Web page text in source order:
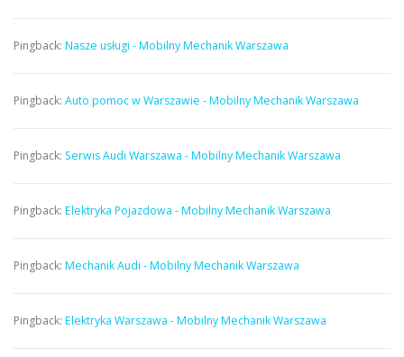
Pingback: Nasze usługi - Mobilny Mechanik Warszawa
Pingback: Auto pomoc w Warszawie - Mobilny Mechanik Warszawa
Pingback: Serwis Audi Warszawa - Mobilny Mechanik Warszawa
Pingback: Elektryka Pojazdowa - Mobilny Mechanik Warszawa
Pingback: Mechanik Audi - Mobilny Mechanik Warszawa
Pingback: Elektryka Warszawa - Mobilny Mechanik Warszawa